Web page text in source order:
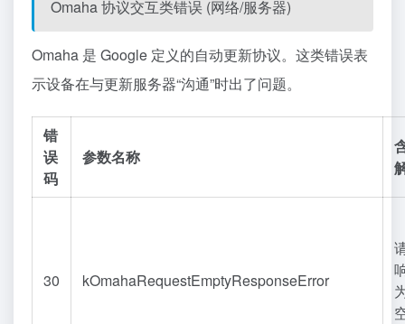
Omaha 协议交互类错误 (网络/服务器)
Omaha 是 Google 定义的自动更新协议。这类错误表
示设备在与更新服务器“沟通”时出了问题。
错
误
码
参数名称
30 kOmahaRequestEmptyResponseError